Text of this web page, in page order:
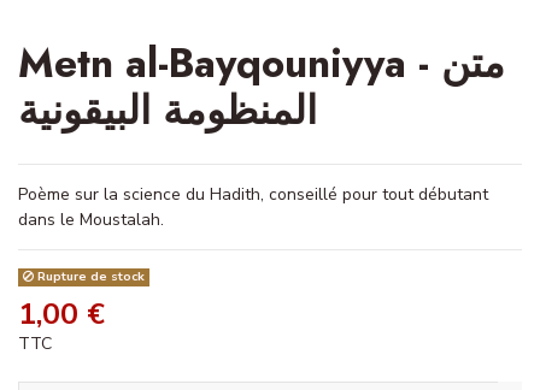
Metn al-Bayqouniyya - متن
المنظومة البيقونية
Poème sur la science du Hadith, conseillé pour tout débutant
dans le Moustalah.
Rupture de stock
1,00 €
TTC